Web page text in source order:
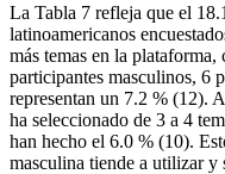
La Tabla 7 refleja que el
latinoamericanos
más temas en la
participantes masculinos, 6
representan un 7.2 % (12).
ha seleccionado de 3 a 4
han hecho el 6.0 % (10).
masculina tiende a utilizar y